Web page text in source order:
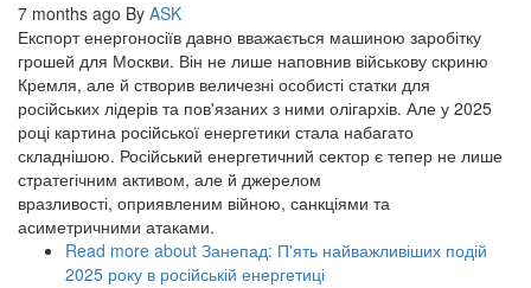
7 months ago By ASK
Експорт енергоносіїв давно вважається машиною заробітку
грошей для Москви. Він не лише наповнив військову скриню
Кремля, але й створив величезні особисті статки для
російських лідерів та пов'язаних з ними олігархів. Але у 2025
році картина російської енергетики стала набагато
складнішою. Російський енергетичний сектор є тепер не лише
стратегічним активом, але й джерелом
вразливості, оприявленим війною, санкціями та
асиметричними атаками.
Read more about Занепад: П'ять найважливіших подій
2025 року в російській енергетиці